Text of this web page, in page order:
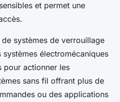
et permet une
systèmes de verrouillage
électromécaniques
pour actionner les
sans fil offrant plus de
ou des applications